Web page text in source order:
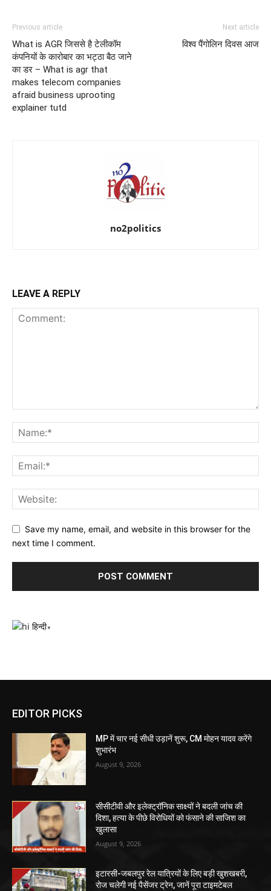
Previous article
What is AGR जिससे है टेलीकॉम
कंपनियों के कारोबार का भट्ठा बैठ जाने
का डर – What is agr that
makes telecom companies
afraid business uprooting
explainer tutd
Next article
विश्व पैंगोलिन दिवस आज
no2politics
LEAVE A REPLY
Save my name, email, and website in this browser for the
next time I comment.
हिन्दी▼
EDITOR PICKS
MP में चार नई सीधी उड़ानें शुरू, CM मोहन यादव करेंगे
शुभारंभ
August 9, 2026
सीसीटीवी और इलेक्ट्रॉनिक साक्ष्यों ने बदली जांच की
दिशा, हत्या के पीछे विरोधियों को फंसाने की साजिश का
खुलासा
August 9, 2026
इटारसी-जबलपुर रेल यात्रियों के लिए बड़ी खुशखबरी,
रोज चलेगी नई पैसेंजर ट्रेन, जानें पूरा टाइमटेबल